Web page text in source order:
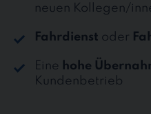
neuen Kollegen/
Fahrdienst oder
Eine hohe
Kundenbetrieb